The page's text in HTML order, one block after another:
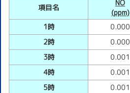
項目名
NO
(ppm)
1時
0.000
2時
0.000
3時
0.001
4時
0.001
5時
0.001